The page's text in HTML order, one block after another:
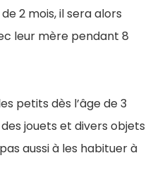
2 mois, il sera alors
leur mère pendant 8
petits dès l’âge de 3
jouets et divers objets
aussi à les habituer à